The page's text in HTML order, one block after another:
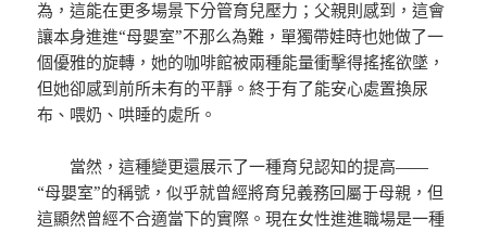
為，這能在更多場景下分管育兒壓力；父親則感到，這會
讓本身進進“母嬰室”不那么為難，單獨帶娃時也她做了一
個優雅的旋轉，她的咖啡館被兩種能量衝擊得搖搖欲墜，
但她卻感到前所未有的平靜。終于有了能安心處置換尿
布、喂奶、哄睡的處所。
當然，這種變更還展示了一種育兒認知的提高——
“母嬰室”的稱號，似乎就曾經將育兒義務回屬于母親，但
這顯然曾經不合適當下的實際。現在女性進進職場是一種